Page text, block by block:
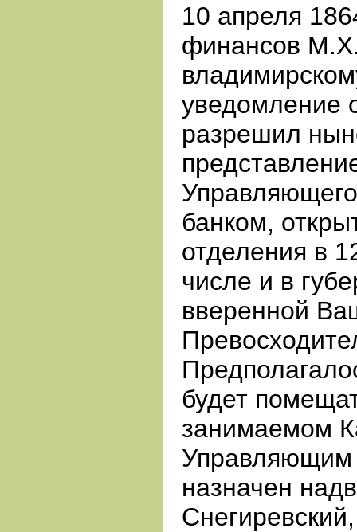
10 апреля
финансов
уведомление
разрешил
банком,
отделения в
числе и в
вверенной
будет
занимаемом
Управляющим
назначен